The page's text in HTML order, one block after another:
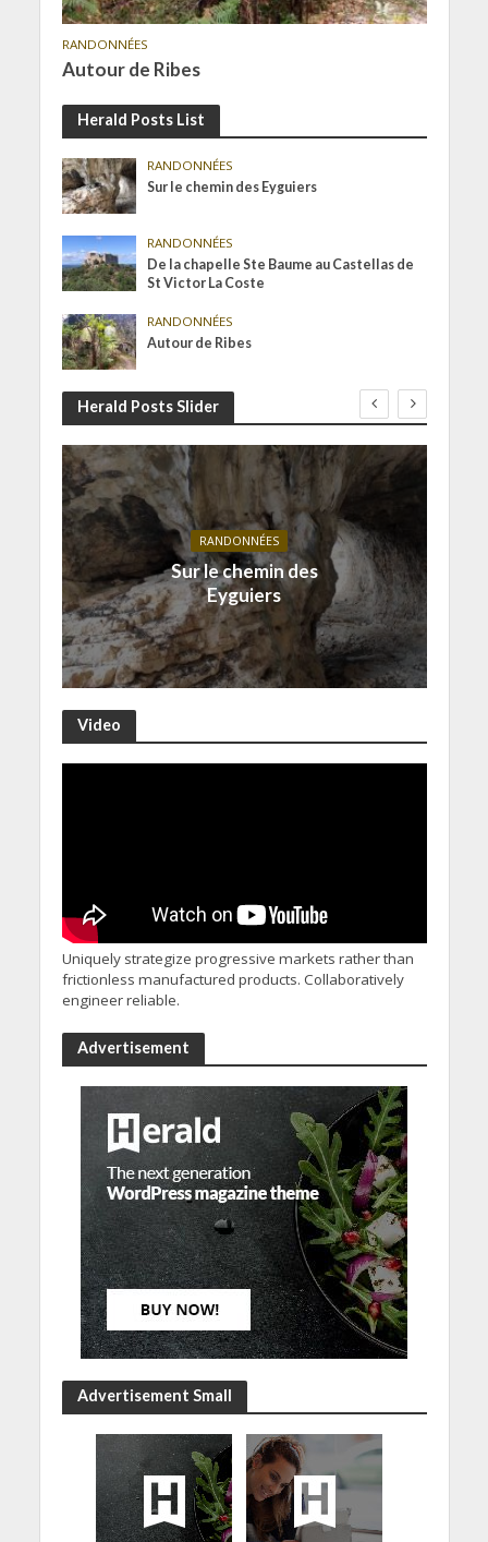
RANDONNÉES
Autour de Ribes
Herald Posts List
RANDONNÉES
Sur le chemin des Eyguiers
RANDONNÉES
De la chapelle Ste Baume au Castellas de
St Victor La Coste
RANDONNÉES
Autour de Ribes
Herald Posts Slider
RANDONNÉES
Sur le chemin des
Eyguiers
Video
Uniquely strategize progressive markets rather than
frictionless manufactured products. Collaboratively
engineer reliable.
Advertisement
Advertisement Small